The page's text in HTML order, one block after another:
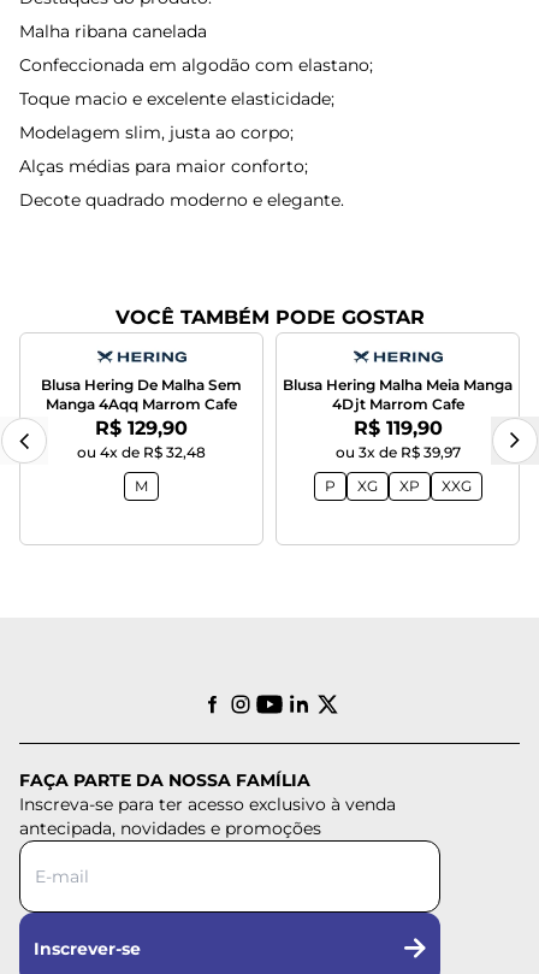
Malha ribana canelada
Confeccionada em algodão com elastano;
Toque macio e excelente elasticidade;
Modelagem slim, justa ao corpo;
Alças médias para maior conforto;
Decote quadrado moderno e elegante.
VOCÊ TAMBÉM PODE GOSTAR
Blusa Hering De Malha Sem
Manga 4Aqq Marrom Cafe
Por:
R$ 129,90
ou 4x de R$ 32,48
M
Blusa Hering Malha Meia Manga
4Djt Marrom Cafe
Por:
R$ 119,90
ou 3x de R$ 39,97
P
XG XP XXG
FAÇA PARTE DA NOSSA FAMÍLIA
Inscreva-se para ter acesso exclusivo à venda
antecipada, novidades e promoções
Inscrever-se